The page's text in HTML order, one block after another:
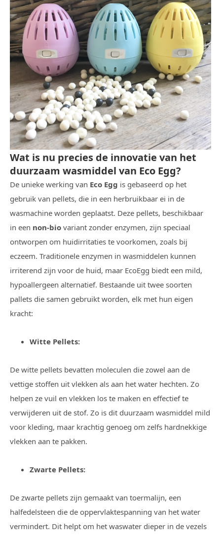
Wat is nu precies de innovatie van het
duurzaam wasmiddel van Eco Egg?
De unieke werking van Eco Egg is gebaseerd op het
gebruik van pellets, die in een herbruikbaar ei in de
wasmachine worden geplaatst. Deze pellets, beschikbaar
in een non-bio variant zonder enzymen, zijn speciaal
ontworpen om huidirritaties te voorkomen, zoals bij
eczeem. Traditionele enzymen in wasmiddelen kunnen
irriterend zijn voor de huid, maar EcoEgg biedt een mild,
hypoallergeen alternatief. Bestaande uit twee soorten
pallets die samen gebruikt worden, elk met hun eigen
kracht:
Witte Pellets:
De witte pellets bevatten moleculen die zowel aan de
vettige stoffen uit vlekken als aan het water hechten. Zo
helpen ze vuil en vlekken los te maken en effectief te
verwijderen uit de stof. Zo is dit duurzaam wasmiddel mild
voor kleding, maar krachtig genoeg om zelfs hardnekkige
vlekken aan te pakken.
Zwarte Pellets:
De zwarte pellets zijn gemaakt van toermalijn, een
halfedelsteen die de oppervlaktespanning van het water
vermindert. Dit helpt om het waswater dieper in de vezels